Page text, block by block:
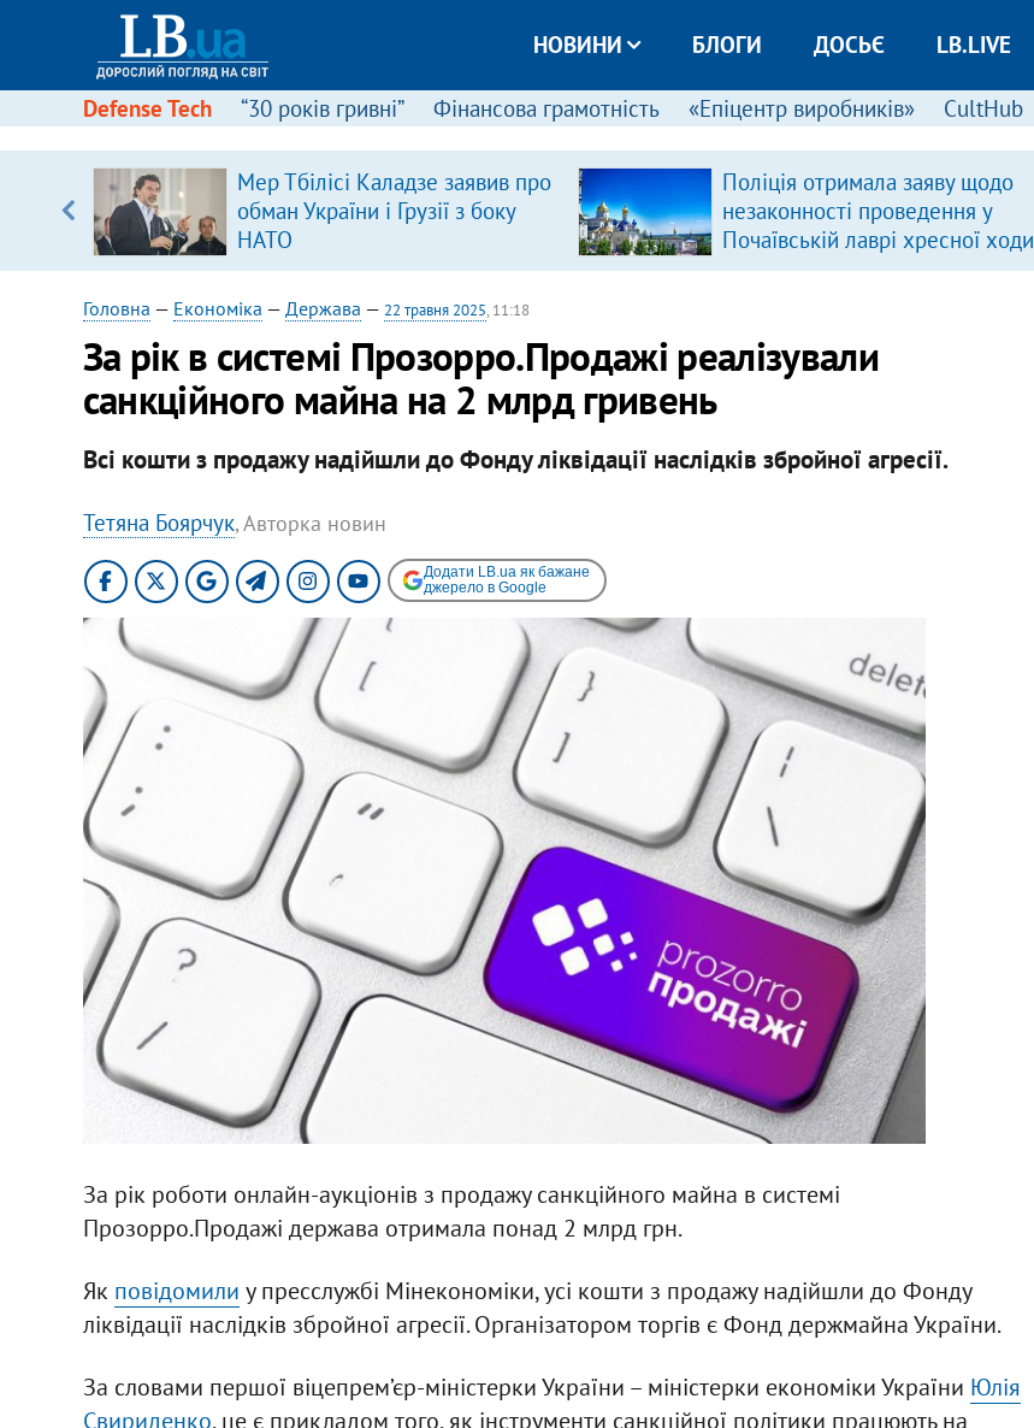
НОВИНИ БЛОГИ ДОСЬЄ LB.LIVE
Defense Tech “30 років гривні” Фінансова грамотність «Епіцентр виробників» CultHub
Мер Тбілісі Каладзе заявив про
обман України і Грузії з боку
НАТО
Поліція отримала заяву щодо
незаконності проведення у
Почаївській лаврі хресної ходи
Головна — Економіка — Держава — 22 травня 2025, 11:18
За рік в системі Прозорро.Продажі реалізували
санкційного майна на 2 млрд гривень
Всі кошти з продажу надійшли до Фонду ліквідації наслідків збройної агресії.
Тетяна Боярчук, Авторка новин
Додати LB.ua як бажане
джерело в Google
За рік роботи онлайн-аукціонів з продажу санкційного майна в системі
Прозорро.Продажі держава отримала понад 2 млрд грн.
Як повідомили у пресслужбі Мінекономіки, усі кошти з продажу надійшли до Фонду
ліквідації наслідків збройної агресії. Організатором торгів є Фонд держмайна України.
За словами першої віцепрем’єр-міністерки України – міністерки економіки України Юлія
Свириденко, це є прикладом того, як інструменти санкційної політики працюють на